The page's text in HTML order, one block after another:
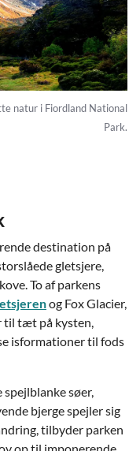
natur i Fiordland National
Park.
destination på
gletsjere,
To af parkens
og Fox Glacier,
til tæt på kysten,
isformationer til fods
søer,
bjerge spejler sig
tilbyder parken